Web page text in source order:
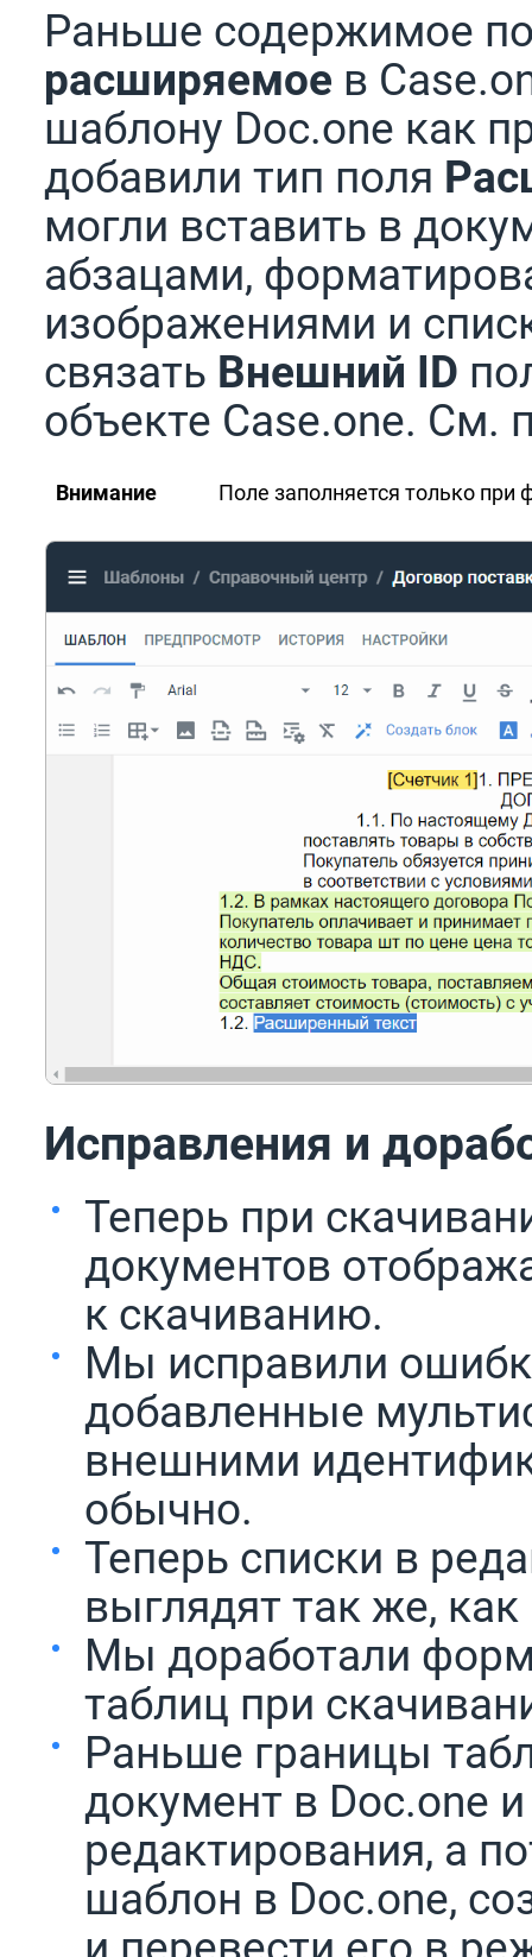
Раньше содержимое
расширяемое в
шаблону Doc.one как
добавили тип поля
могли вставить в
абзацами,
изображениями и
связать Внешний ID
объекте Case.one. См.
Внимание Поле заполняется только
Исправления и
Теперь при
документов
к скачиванию.
Мы исправили
добавленные
внешними
обычно.
Теперь списки в
выглядят так же,
Мы доработали
таблиц при
Раньше границы
документ в Doc.one
редактирования, а
шаблон в Doc.one,